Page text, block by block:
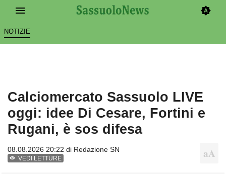
NOTIZIE
Calciomercato Sassuolo LIVE
oggi: idee Di Cesare, Fortini e
Rugani, è sos difesa
08.08.2026 20:22 di Redazione SN
VEDI LETTURE